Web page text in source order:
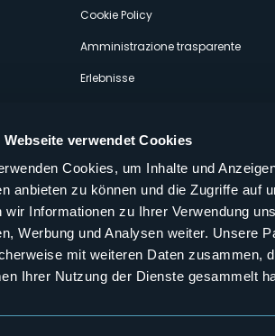
Webseite verwendet Cookies
Cookies, um Inhalte und
anbieten zu können und die Zugriffe auf
wir Informationen zu Ihrer Verwendung
Werbung und Analysen weiter. Unsere
mit weiteren Daten zusammen,
Ihrer Nutzung der Dienste gesammelt
Cookie Policy
Amministrazione trasparente
Erlebnisse
- 28838 Stresa VB - Italy